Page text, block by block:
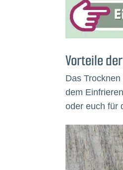
Vorteile
Das
dem
oder euch für